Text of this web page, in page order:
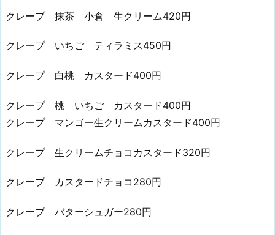
クレープ 抹茶 小倉 生クリーム420円
クレープ いちご ティラミス450円
クレープ 白桃 カスタード400円
クレープ 桃 いちご カスタード400円
クレープ マンゴー生クリームカスタード400円
クレープ 生クリームチョコカスタード320円
クレープ カスタードチョコ280円
クレープ バターシュガー280円